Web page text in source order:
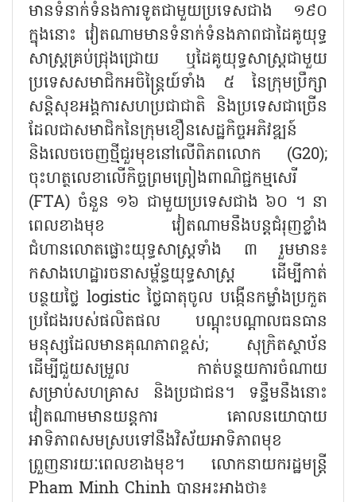
មានទំនាក់ទំនងការទូតជាមួយប្រទេសជាង ១៩០
ក្នុងនោះ វៀតណាមមានទំនាក់ទំនងភាពជាដៃគូយុទ្ធ
សាស្ត្រគ្រប់ជ្រុងជ្រោយ ឬដៃគូយុទ្ធសាស្ត្រជាមួយ
ប្រទេសសមាជិកអចិន្ត្រៃយ៍ទាំង ៥ នៃក្រុមប្រឹក្សា
សន្តិសុខអង្គការសហប្រជាជាតិ និងប្រទេសជាច្រើន
ដែលជាសមាជិកនៃក្រុមខឿនសេដ្ឋកិច្ចអភិវឌ្ឍន៍
និងលេចចេញថ្មីជួរមុខនៅលើពិភពលោក (G20);
ចុះហត្ថលេខាលើកិច្ចព្រមព្រៀងពាណិជ្ជកម្មសេរី
(FTA) ចំនួន ១៦ ជាមួយប្រទេសជាង ៦០ ។ នា
ពេលខាងមុខ វៀតណាមនឹងបន្តជំរុញខ្លាំង
ជំហានលោតផ្លោះយុទ្ធសាស្ត្រទាំង ៣ រួមមាន៖
កសាងហេដ្ឋារចនាសម្ព័ន្ធយុទ្ធសាស្ត្រ ដើម្បីកាត់
បន្ថយថ្លៃ logistic ថ្លៃធាតុចូល បង្កើនកម្លាំងប្រកួត
ប្រជែងរបស់ផលិតផល បណ្តុះបណ្តាលធនធាន
មនុស្សដែលមានគុណភាពខ្ពស់; សុក្រិតស្ថាប័ន
ដើម្បីជួយសម្រួល កាត់បន្ថយការចំណាយ
សម្រាប់សហគ្រាស និងប្រជាជន។ ទន្ទឹមនឹងនោះ
វៀតណាមមានយន្តការ គោលនយោបាយ
អាទិភាពសមស្របទៅនឹងវិស័យអាទិភាពមុខ
ព្រួញនារយៈពេលខាងមុខ។ លោកនាយករដ្ឋមន្ត្រី
Pham Minh Chinh បានអះអាងថា៖